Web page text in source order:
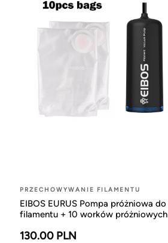
PRZECHOWYWANIE FILAMENTU
EIBOS EURUS Pompa próżniowa do
filamentu + 10 worków próżniowych
130.00 PLN